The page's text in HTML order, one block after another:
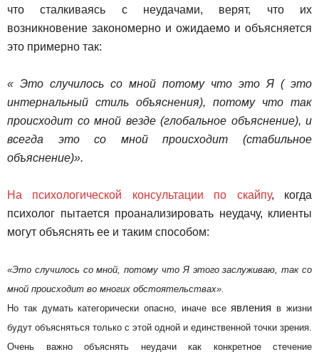
что сталкиваясь с неудачами, верят, что их
возникновение закономерно и ожидаемо и объясняется
это примерно так:
« Это случилось со мной потому что это Я ( это
интернальный стиль объяснения), потому что так
происходит со мной везде (глобальное объяснение), и
всегда это со мной происходит (стабильное
объяснение)».
На психологической консультации по скайпу, когда
психолог пытается проанализировать неудачу, клиенты
могут объяснять ее и таким способом:
«Это случилось со мной, потому что Я этого заслуживаю, так со
мной происходит во многих обстоятельствах».
Но так думать категорически опасно, иначе всеявления в жизни
будут объясняться только с этой одной и единственной точки зрения.
Очень важно объяснять неудачи как конкретное стечение